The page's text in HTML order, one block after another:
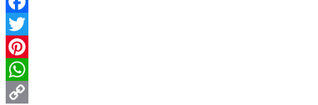
Facebook
Twitter
Pinterest
WhatsApp